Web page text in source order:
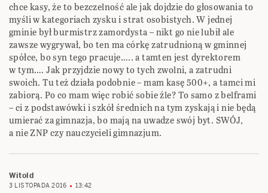
chce kasy, że to bezczelność ale jak dojdzie do głosowania to
myśli w kategoriach zysku i strat osobistych. W jednej
gminie był burmistrz zamordysta – nikt go nie lubił ale
zawsze wygrywał, bo ten ma córkę zatrudnioną w gminnej
spółce, bo syn tego pracuje….. a tamten jest dyrektorem
w tym…. Jak przyjdzie nowy to tych zwolni, a zatrudni
swoich. Tu też działa podobnie – mam kasę 500+, a tamci mi
zabiorą. Po co mam więc robić sobie źle? To samo z belframi
– ci z podstawówki i szkół średnich na tym zyskają i nie będą
umierać za gimnazja, bo mają na uwadze swój byt. SWÓJ,
a nie ZNP czy nauczycieli gimnazjum.
Witold
3 LISTOPADA 2016 13:42